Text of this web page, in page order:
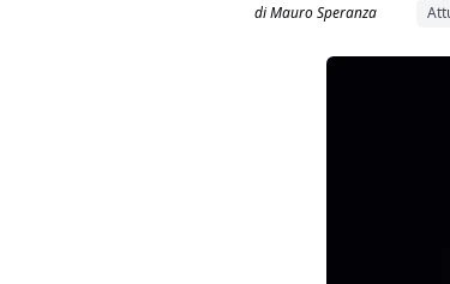
di Mauro Speranza